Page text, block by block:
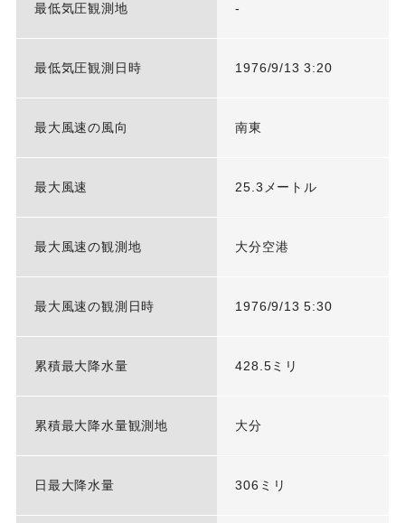
最低気圧観測地 -
最低気圧観測日時 1976/9/13 3:20
最大風速の風向 南東
最大風速 25.3メートル
最大風速の観測地 大分空港
最大風速の観測日時 1976/9/13 5:30
累積最大降水量 428.5ミリ
累積最大降水量観測地 大分
日最大降水量 306ミリ